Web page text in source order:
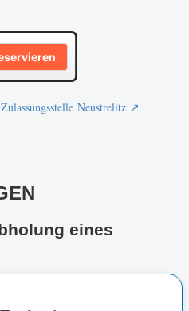
Zulassungsstelle Neustrelitz ↗️
eines